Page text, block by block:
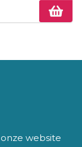
website